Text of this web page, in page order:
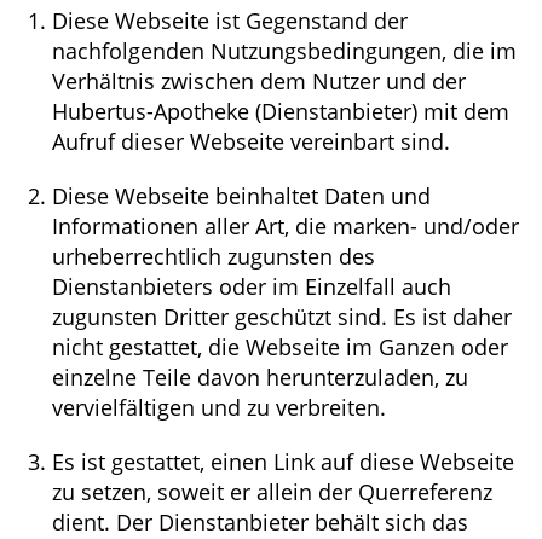
Ratgeber
Krankheiten & Therapie
ELTERN UND KIND
WELLNESS
Diese Webseite ist Gegenstand der
nachfolgenden Nutzungsbedingungen, die im
Verhältnis zwischen dem Nutzer und der
Hubertus-Apotheke (Dienstanbieter) mit dem
Aufruf dieser Webseite vereinbart sind.
Diese Webseite beinhaltet Daten und
Informationen aller Art, die marken- und/oder
urheberrechtlich zugunsten des
Dienstanbieters oder im Einzelfall auch
zugunsten Dritter geschützt sind. Es ist daher
nicht gestattet, die Webseite im Ganzen oder
einzelne Teile davon herunterzuladen, zu
vervielfältigen und zu verbreiten.
Es ist gestattet, einen Link auf diese Webseite
zu setzen, soweit er allein der Querreferenz
dient. Der Dienstanbieter behält sich das